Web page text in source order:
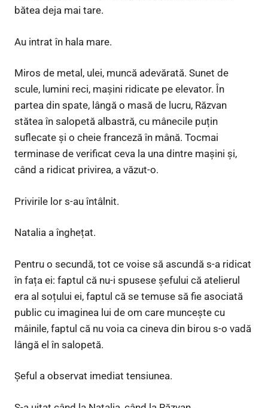
bătea deja mai tare.
Au intrat în hala mare.
Miros de metal, ulei, muncă adevărată. Sunet de
scule, lumini reci, mașini ridicate pe elevator. În
partea din spate, lângă o masă de lucru, Răzvan
stătea în salopetă albastră, cu mânecile puțin
suflecate și o cheie franceză în mână. Tocmai
terminase de verificat ceva la una dintre mașini și,
când a ridicat privirea, a văzut-o.
Privirile lor s-au întâlnit.
Natalia a înghețat.
Pentru o secundă, tot ce voise să ascundă s-a ridicat
în fața ei: faptul că nu-i spusese șefului că atelierul
era al soțului ei, faptul că se temuse să fie asociată
public cu imaginea lui de om care muncește cu
mâinile, faptul că nu voia ca cineva din birou s-o vadă
lângă el în salopetă.
Șeful a observat imediat tensiunea.